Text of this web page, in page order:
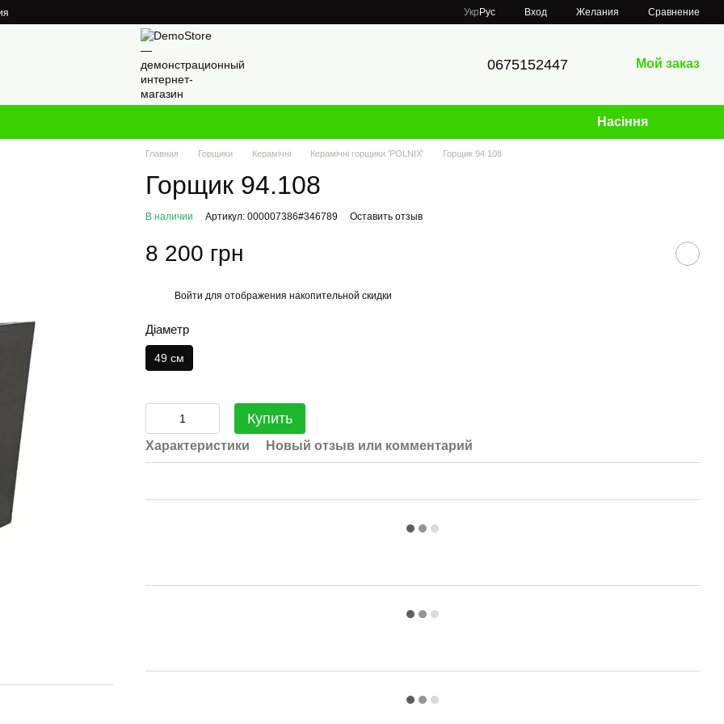
Укр Рус Вход Желания Сравнение
0675152447 Мой заказ
Насіння
Главная Горщики Керамічні Керамічні горщики 'POLNIX' Горщик 94.108
Горщик 94.108
В наличии Артикул: 000007386#346789 Оставить отзыв
8 200 грн
Войти для отображения накопительной скидки
Діаметр
49 см
Купить
Характеристики Новый отзыв или комментарий